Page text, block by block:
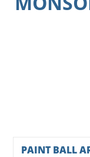
PAINT BALL